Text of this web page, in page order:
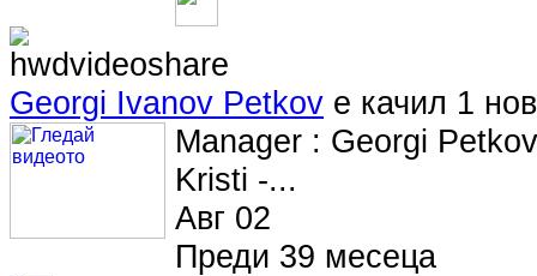
Georgi Ivanov Petkov е качил 1
Manager : Georgi
Kristi -...
Авг 02
Преди 39 месеца